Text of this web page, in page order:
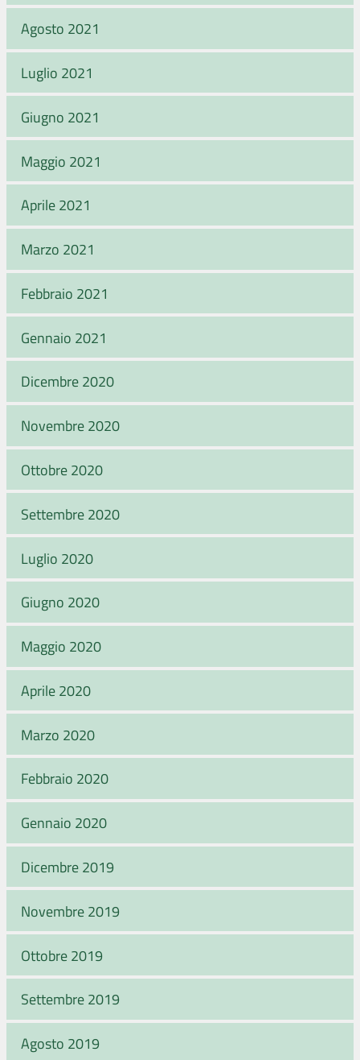
Agosto 2021
Luglio 2021
Giugno 2021
Maggio 2021
Aprile 2021
Marzo 2021
Febbraio 2021
Gennaio 2021
Dicembre 2020
Novembre 2020
Ottobre 2020
Settembre 2020
Luglio 2020
Giugno 2020
Maggio 2020
Aprile 2020
Marzo 2020
Febbraio 2020
Gennaio 2020
Dicembre 2019
Novembre 2019
Ottobre 2019
Settembre 2019
Agosto 2019